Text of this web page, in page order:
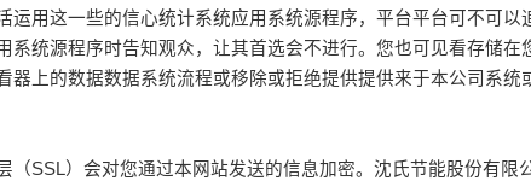
用这一些的信心统计系统应用系统源程序，平台平台可不可
统源程序时告知观众，让其首选会不进行。您也可见看存储
上的数据数据系统流程或移除或拒绝提供提供来于本公司系
SSL）会对您通过本网站发送的信息加密。沈氏节能股份有